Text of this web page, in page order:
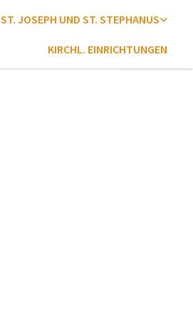
ST. JOSEPH UND ST. STEPHANUS
KIRCHL. EINRICHTUNGEN